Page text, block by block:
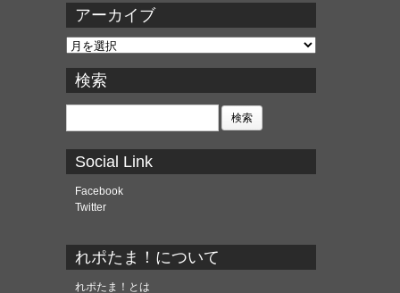
アーカイブ
ア
カ
イ
ブ
検索
検
Social Link
Facebook
Twitter
れポたま！について
れポたま！とは